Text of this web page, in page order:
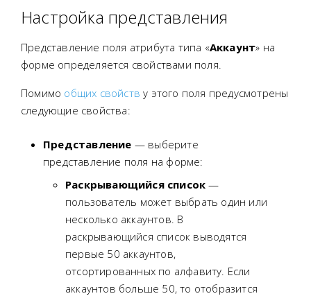
Настройка представления
Представление поля атрибута типа «Аккаунт» на
форме определяется свойствами поля.
Помимо общих свойств у этого поля предусмотрены
следующие свойства:
Представление — выберите
представление поля на форме:
Раскрывающийся список —
пользователь может выбрать один или
несколько аккаунтов. В
раскрывающийся список выводятся
первые 50 аккаунтов,
отсортированных по алфавиту. Если
аккаунтов больше 50, то отобразится